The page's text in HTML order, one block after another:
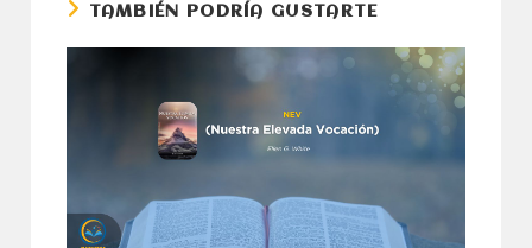
TAMBIÉN PODRÍA GUSTARTE